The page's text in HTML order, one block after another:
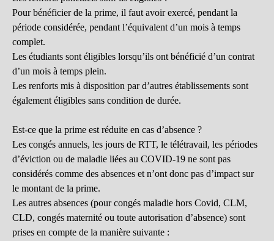
Pour bénéficier de la prime, il faut avoir exercé, pendant la
période considérée, pendant l’équivalent d’un mois à temps
complet.
Les étudiants sont éligibles lorsqu’ils ont bénéficié d’un contrat
d’un mois à temps plein.
Les renforts mis à disposition par d’autres établissements sont
également éligibles sans condition de durée.
Est-ce que la prime est réduite en cas d’absence ?
Les congés annuels, les jours de RTT, le télétravail, les périodes
d’éviction ou de maladie liées au COVID-19 ne sont pas
considérés comme des absences et n’ont donc pas d’impact sur
le montant de la prime.
Les autres absences (pour congés maladie hors Covid, CLM,
CLD, congés maternité ou toute autorisation d’absence) sont
prises en compte de la manière suivante :